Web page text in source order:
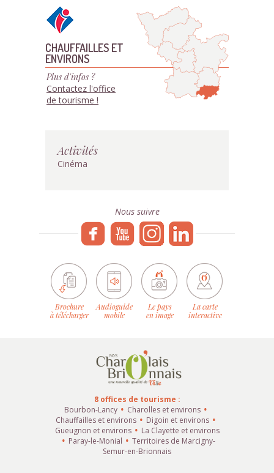
CHAUFFAILLES ET
ENVIRONS
Plus d'infos ?
Contactez l'office
de tourisme !
Activités
Cinéma
Nous suivre
Brochure
à télécharger
Audioguide
mobile
Le pays
en image
La carte
interactive
8 offices de tourisme :
Bourbon-Lancy
Charolles et environs
Chauffailles et environs
Digoin et environs
Gueugnon et environs
La Clayette et environs
Paray-le-Monial
Territoires de Marcigny-
Semur-en-Brionnais